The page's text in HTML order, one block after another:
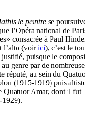
le peintre se
l’Opéra national de
consacrée à Paul
l’alto (voirici), c’est le
puisque le
genre par de
réputé, au sein du
(1915-1919) puis
Quatuor Amar, dont il fut
1929).